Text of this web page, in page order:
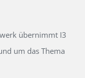
übernimmt I3
um das Thema